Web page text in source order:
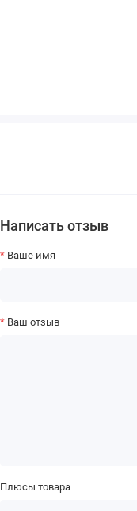
Написать отзыв
Ваше имя
Ваш отзыв
Плюсы товара